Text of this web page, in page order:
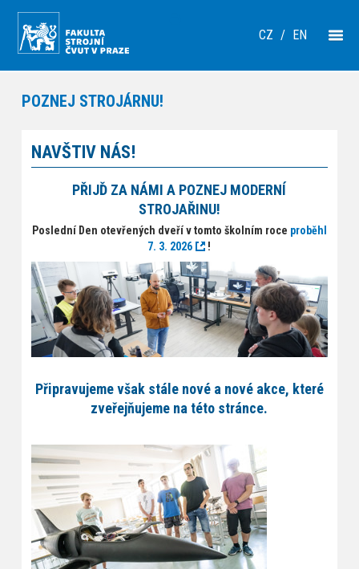
CZ / EN
POZNEJ STROJÁRNU!
NAVŠTIV NÁS!
PŘIJĎ ZA NÁMI A POZNEJ MODERNÍ
STROJAŘINU!
Poslední Den otevřených dveří v tomto školním roce proběhl
7. 3. 2026
!
Připravujeme však stále nové a nové akce, které
zveřejňujeme na této stránce.